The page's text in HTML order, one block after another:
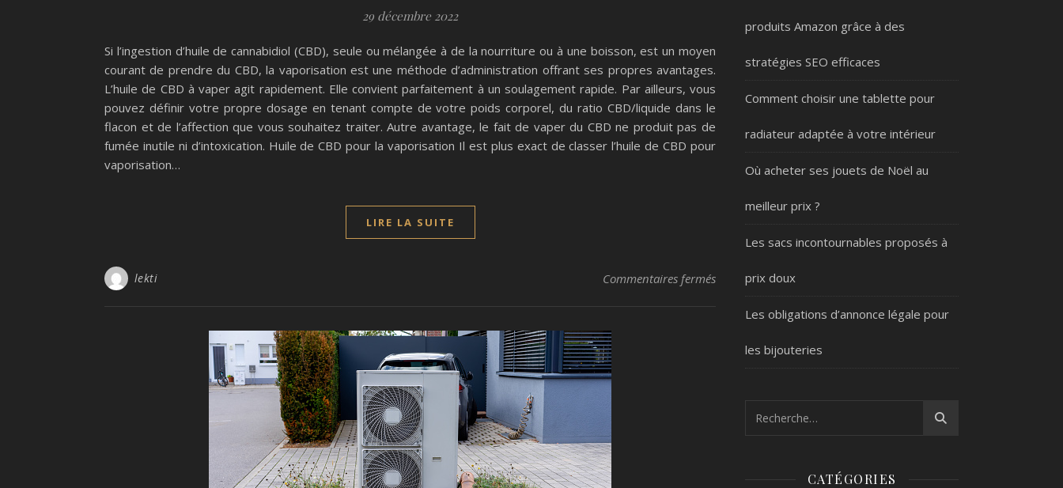
29 décembre 2022
Si l’ingestion d’huile de cannabidiol (CBD), seule ou mélangée à de la nourriture ou à une boisson, est un moyen
courant de prendre du CBD, la vaporisation est une méthode d’administration offrant ses propres avantages.
L’huile de CBD à vaper agit rapidement. Elle convient parfaitement à un soulagement rapide. Par ailleurs, vous
pouvez définir votre propre dosage en tenant compte de votre poids corporel, du ratio CBD/liquide dans le
flacon et de l’affection que vous souhaitez traiter. Autre avantage, le fait de vaper du CBD ne produit pas de
fumée inutile ni d’intoxication. Huile de CBD pour la vaporisation Il est plus exact de classer l’huile de CBD pour
vaporisation…
LIRE LA SUITE
lekti Commentaires ferméssur La vaporisation du CBD : opter pour la methode douce
produits Amazon grâce à des
stratégies SEO efficaces
Comment choisir une tablette pour
radiateur adaptée à votre intérieur
Où acheter ses jouets de Noël au
meilleur prix ?
Les sacs incontournables proposés à
prix doux
Les obligations d’annonce légale pour
les bijouteries
CATÉGORIES